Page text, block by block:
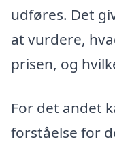
udføres. Det
at vurdere,
prisen, og
For det andet
forståelse for